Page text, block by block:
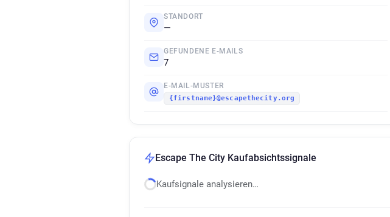
STANDORT
—
GEFUNDENE E-MAILS
7
E-MAIL-MUSTER
{firstname}@escapethecity.org
Escape The City Kaufabsichtssignale
Kaufsignale analysieren…